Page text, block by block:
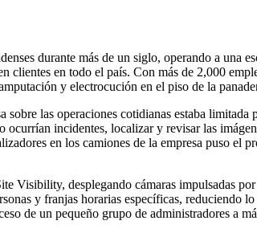
durante más de un siglo, operando a una
clientes en todo el país. Con más de 2,000
y electrocución en el piso de la
las operaciones cotidianas estaba
incidentes, localizar y revisar las
en los camiones de la empresa puso
Visibility, desplegando cámaras impulsadas
y franjas horarias específicas, reduciendo
de un pequeño grupo de administradores a